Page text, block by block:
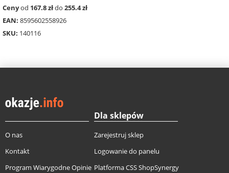
Cenyod 167.8 złdo 255.4 zł
EAN: 8595602558926
SKU: 140116
O nas
Kontakt
Program Wiarygodne Opinie
Dla sklepów
Zarejestruj sklep
Logowanie do panelu
Platforma CSS ShopSynergy